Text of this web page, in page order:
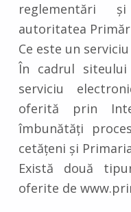
reglementări
autoritatea
Ce este un
În cadrul siteului
serviciu
oferită prin
îmbunătăți
cetățeni și
Există două
oferite de